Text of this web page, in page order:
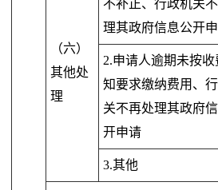
（六）
其他处
理
不补正、行政机关
理其政府信息公开
2.申请人逾期未按收
知要求缴纳费用、
关不再处理其政府
开申请
3.其他